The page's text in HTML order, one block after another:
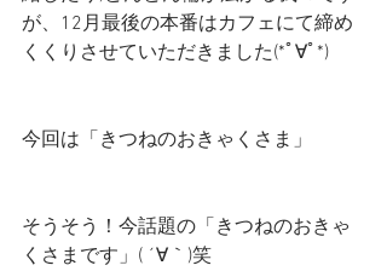
が、12月最後の本番はカフェにて締め
くくりさせていただきました(*ﾟ∀ﾟ*)
今回は「きつねのおきゃくさま」
そうそう！今話題の「きつねのおきゃ
くさまです」( ´∀｀)笑